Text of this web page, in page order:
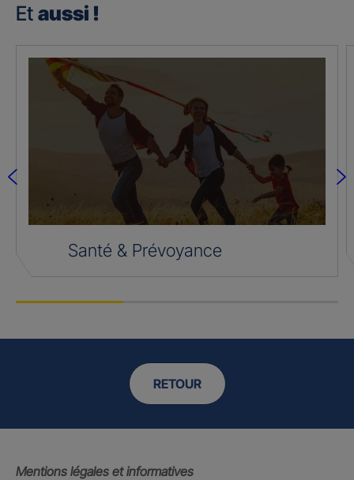
Et aussi !
Santé & Prévoyance
RETOUR
Mentions légales et informatives